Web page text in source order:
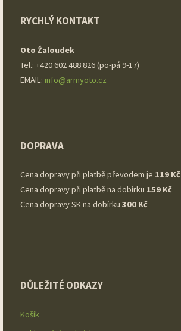
RYCHLÝ KONTAKT
Oto Žaloudek
Tel.: +420 602 488 826 (po-pá 9-17)
EMAIL: info@armyoto.cz
DOPRAVA
Cena dopravy při platbě převodem je 119 Kč
Cena dopravy při platbě na dobírku 159 Kč
Cena dopravy SK na dobírku 300 Kč
DŮLEŽITÉ ODKAZY
Košík